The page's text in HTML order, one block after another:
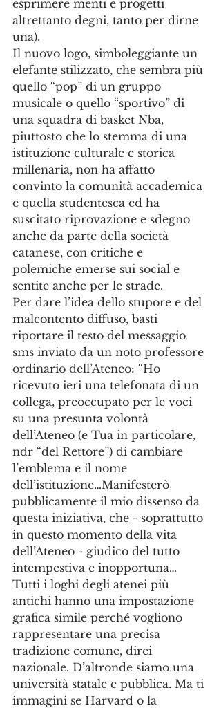
esprimere menti e progetti
altrettanto degni, tanto per dirne
una).
Il nuovo logo, simboleggiante un
elefante stilizzato, che sembra più
quello “pop” di un gruppo
musicale o quello “sportivo” di
una squadra di basket Nba,
piuttosto che lo stemma di una
istituzione culturale e storica
millenaria, non ha affatto
convinto la comunità accademica
e quella studentesca ed ha
suscitato riprovazione e sdegno
anche da parte della società
catanese, con critiche e
polemiche emerse sui social e
sentite anche per le strade.
Per dare l’idea dello stupore e del
malcontento diffuso, basti
riportare il testo del messaggio
sms inviato da un noto professore
ordinario dell’Ateneo: “Ho
ricevuto ieri una telefonata di un
collega, preoccupato per le voci
su una presunta volontà
dell’Ateneo (e Tua in particolare,
ndr “del Rettore”) di cambiare
l’emblema e il nome
dell’istituzione…Manifesterò
pubblicamente il mio dissenso da
questa iniziativa, che - soprattutto
in questo momento della vita
dell’Ateneo - giudico del tutto
intempestiva e inopportuna…
Tutti i loghi degli atenei più
antichi hanno una impostazione
grafica simile perché vogliono
rappresentare una precisa
tradizione comune, direi
nazionale. D’altronde siamo una
università statale e pubblica. Ma ti
immagini se Harvard o la